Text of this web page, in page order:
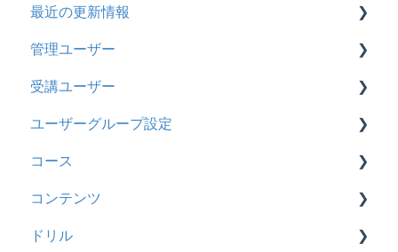
契約
トライアル
カスタマイズ
インターネット・セキュリティ
料金
管理ユーザー・受講ユーザー
履歴
最近の更新情報
2026年8月アップデート
2026年2月アップデート
2025年10月アップデート
2025年9月アップデート
2025年3月アップデート
2024年12月アップデート
管理ユーザー
管理ユーザーの統合について
管理ユーザーについて
ロールと権限
受講ユーザー
基本操作
【新レイアウト】受講ユーザー登録について
【旧レイアウト】ユーザー編集について
ユーザーグループ設定
【新レイアウト】ユーザーグループ設定
【旧レイアウト】ユーザーグループ設定
コース
基本操作
新レイアウト
コンテンツ
ビデオ
ドリル